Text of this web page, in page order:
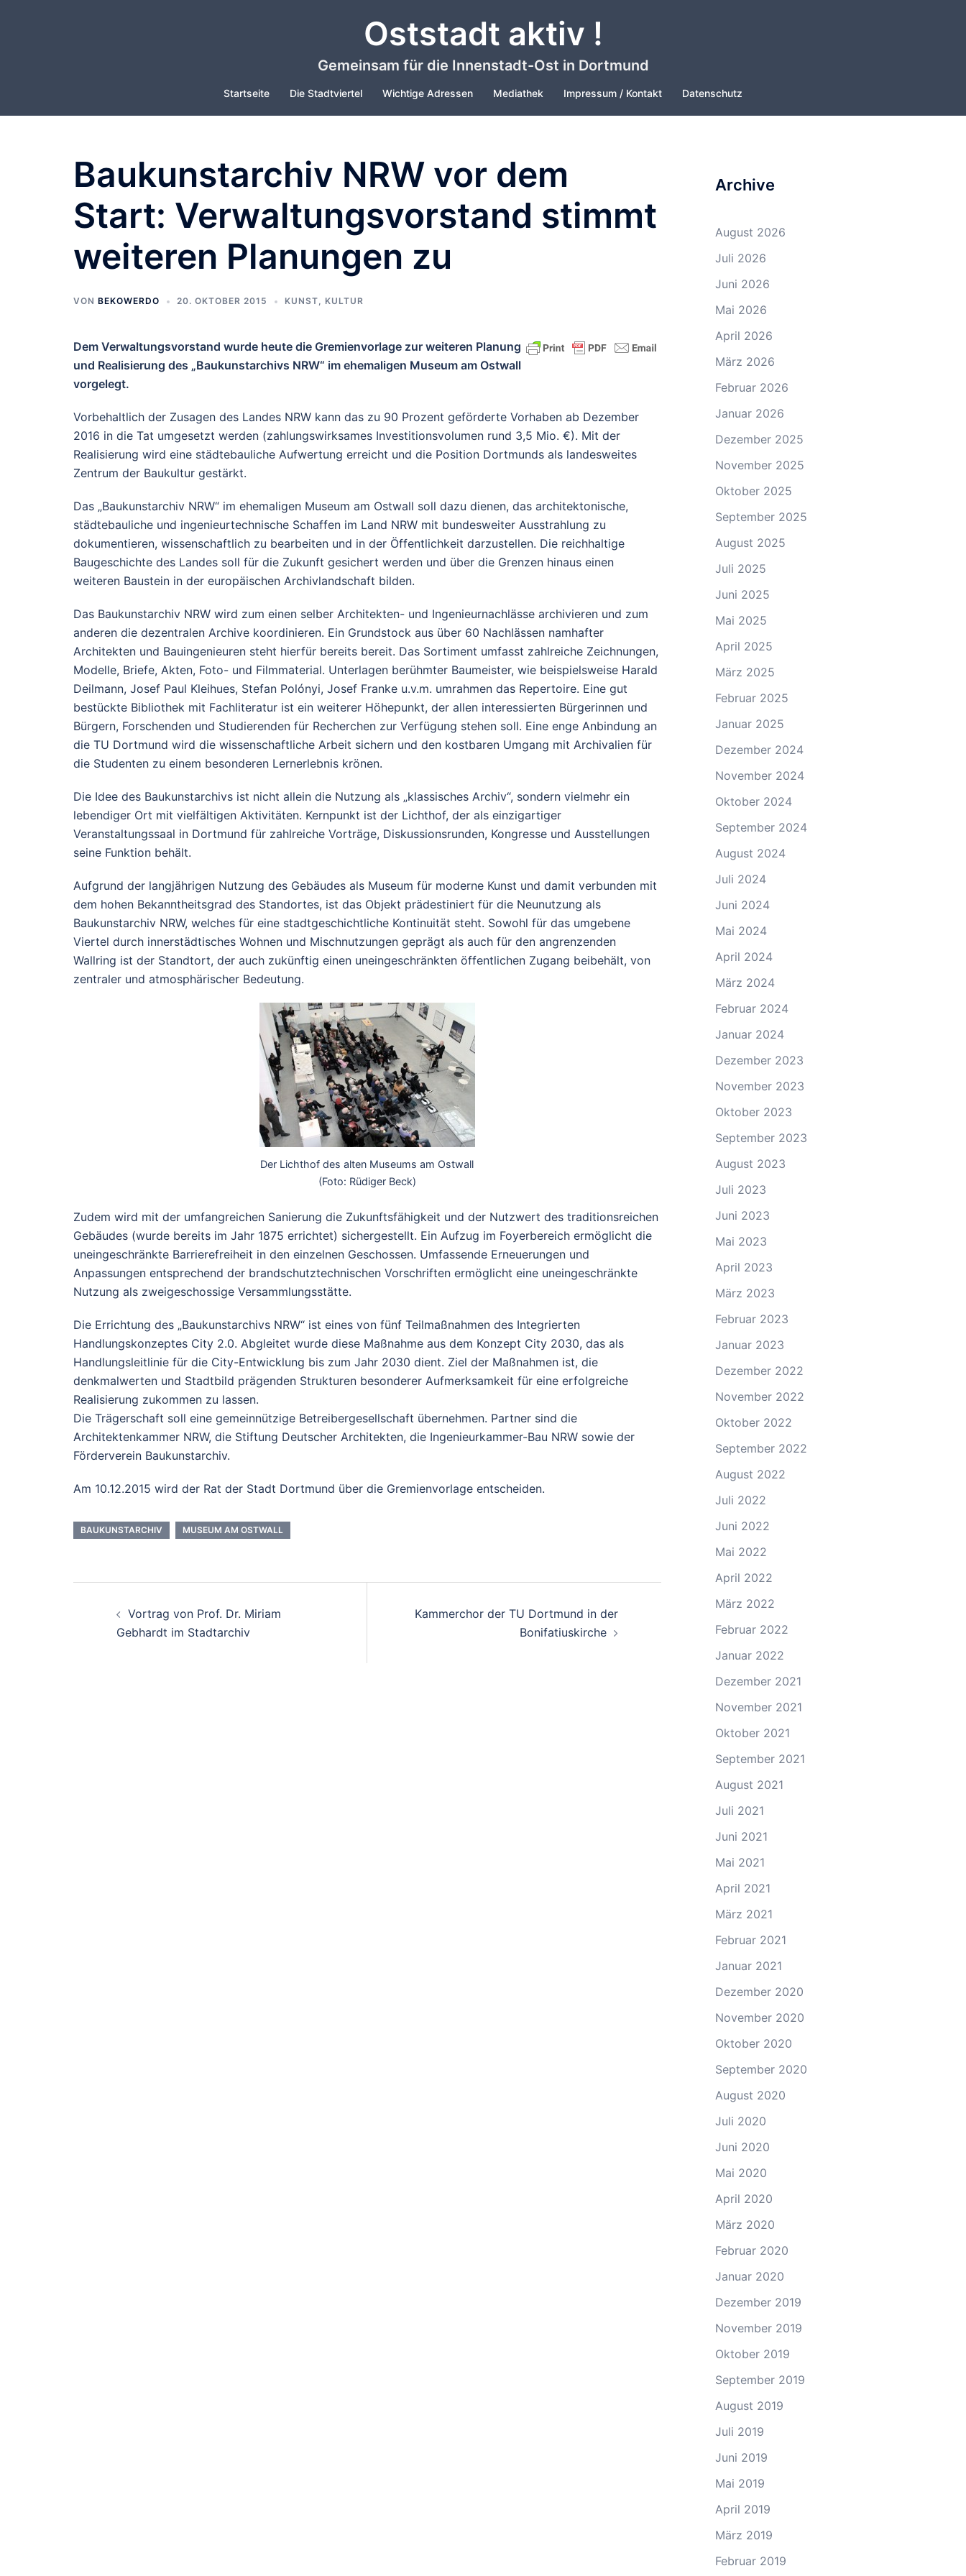
Oststadt aktiv !
Gemeinsam für die Innenstadt-Ost in Dortmund
Startseite Die Stadtviertel Wichtige Adressen Mediathek Impressum / Kontakt Datenschutz
Baukunstarchiv NRW vor dem
Start: Verwaltungsvorstand stimmt
weiteren Planungen zu
VON BEKOWERDO 20. OKTOBER 2015 KUNST, KULTUR
Dem Verwaltungsvorstand wurde heute die Gremienvorlage zur weiteren Planung
und Realisierung des „Baukunstarchivs NRW“ im ehemaligen Museum am Ostwall
vorgelegt.
Vorbehaltlich der Zusagen des Landes NRW kann das zu 90 Prozent geförderte Vorhaben ab Dezember
2016 in die Tat umgesetzt werden (zahlungswirksames Investitionsvolumen rund 3,5 Mio. €). Mit der
Realisierung wird eine städtebauliche Aufwertung erreicht und die Position Dortmunds als landesweites
Zentrum der Baukultur gestärkt.
Das „Baukunstarchiv NRW“ im ehemaligen Museum am Ostwall soll dazu dienen, das architektonische,
städtebauliche und ingenieurtechnische Schaffen im Land NRW mit bundesweiter Ausstrahlung zu
dokumentieren, wissenschaftlich zu bearbeiten und in der Öffentlichkeit darzustellen. Die reichhaltige
Baugeschichte des Landes soll für die Zukunft gesichert werden und über die Grenzen hinaus einen
weiteren Baustein in der europäischen Archivlandschaft bilden.
Das Baukunstarchiv NRW wird zum einen selber Architekten- und Ingenieurnachlässe archivieren und zum
anderen die dezentralen Archive koordinieren. Ein Grundstock aus über 60 Nachlässen namhafter
Architekten und Bauingenieuren steht hierfür bereits bereit. Das Sortiment umfasst zahlreiche Zeichnungen,
Modelle, Briefe, Akten, Foto- und Filmmaterial. Unterlagen berühmter Baumeister, wie beispielsweise Harald
Deilmann, Josef Paul Kleihues, Stefan Polónyi, Josef Franke u.v.m. umrahmen das Repertoire. Eine gut
bestückte Bibliothek mit Fachliteratur ist ein weiterer Höhepunkt, der allen interessierten Bürgerinnen und
Bürgern, Forschenden und Studierenden für Recherchen zur Verfügung stehen soll. Eine enge Anbindung an
die TU Dortmund wird die wissenschaftliche Arbeit sichern und den kostbaren Umgang mit Archivalien für
die Studenten zu einem besonderen Lernerlebnis krönen.
Die Idee des Baukunstarchivs ist nicht allein die Nutzung als „klassisches Archiv“, sondern vielmehr ein
lebendiger Ort mit vielfältigen Aktivitäten. Kernpunkt ist der Lichthof, der als einzigartiger
Veranstaltungssaal in Dortmund für zahlreiche Vorträge, Diskussionsrunden, Kongresse und Ausstellungen
seine Funktion behält.
Aufgrund der langjährigen Nutzung des Gebäudes als Museum für moderne Kunst und damit verbunden mit
dem hohen Bekanntheitsgrad des Standortes, ist das Objekt prädestiniert für die Neunutzung als
Baukunstarchiv NRW, welches für eine stadtgeschichtliche Kontinuität steht. Sowohl für das umgebene
Viertel durch innerstädtisches Wohnen und Mischnutzungen geprägt als auch für den angrenzenden
Wallring ist der Standtort, der auch zukünftig einen uneingeschränkten öffentlichen Zugang beibehält, von
zentraler und atmosphärischer Bedeutung.
Der Lichthof des alten Museums am Ostwall
(Foto: Rüdiger Beck)
Zudem wird mit der umfangreichen Sanierung die Zukunftsfähigkeit und der Nutzwert des traditionsreichen
Gebäudes (wurde bereits im Jahr 1875 errichtet) sichergestellt. Ein Aufzug im Foyerbereich ermöglicht die
uneingeschränkte Barrierefreiheit in den einzelnen Geschossen. Umfassende Erneuerungen und
Anpassungen entsprechend der brandschutztechnischen Vorschriften ermöglicht eine uneingeschränkte
Nutzung als zweigeschossige Versammlungsstätte.
Die Errichtung des „Baukunstarchivs NRW“ ist eines von fünf Teilmaßnahmen des Integrierten
Handlungskonzeptes City 2.0. Abgleitet wurde diese Maßnahme aus dem Konzept City 2030, das als
Handlungsleitlinie für die City-Entwicklung bis zum Jahr 2030 dient. Ziel der Maßnahmen ist, die
denkmalwerten und Stadtbild prägenden Strukturen besonderer Aufmerksamkeit für eine erfolgreiche
Realisierung zukommen zu lassen.
Die Trägerschaft soll eine gemeinnützige Betreibergesellschaft übernehmen. Partner sind die
Architektenkammer NRW, die Stiftung Deutscher Architekten, die Ingenieurkammer-Bau NRW sowie der
Förderverein Baukunstarchiv.
Am 10.12.2015 wird der Rat der Stadt Dortmund über die Gremienvorlage entscheiden.
BAUKUNSTARCHIV MUSEUM AM OSTWALL
Beitrags-
Navigation
Vortrag von Prof. Dr. Miriam
Gebhardt im Stadtarchiv
Kammerchor der TU Dortmund in der
Bonifatiuskirche
Archive
August 2026
Juli 2026
Juni 2026
Mai 2026
April 2026
März 2026
Februar 2026
Januar 2026
Dezember 2025
November 2025
Oktober 2025
September 2025
August 2025
Juli 2025
Juni 2025
Mai 2025
April 2025
März 2025
Februar 2025
Januar 2025
Dezember 2024
November 2024
Oktober 2024
September 2024
August 2024
Juli 2024
Juni 2024
Mai 2024
April 2024
März 2024
Februar 2024
Januar 2024
Dezember 2023
November 2023
Oktober 2023
September 2023
August 2023
Juli 2023
Juni 2023
Mai 2023
April 2023
März 2023
Februar 2023
Januar 2023
Dezember 2022
November 2022
Oktober 2022
September 2022
August 2022
Juli 2022
Juni 2022
Mai 2022
April 2022
März 2022
Februar 2022
Januar 2022
Dezember 2021
November 2021
Oktober 2021
September 2021
August 2021
Juli 2021
Juni 2021
Mai 2021
April 2021
März 2021
Februar 2021
Januar 2021
Dezember 2020
November 2020
Oktober 2020
September 2020
August 2020
Juli 2020
Juni 2020
Mai 2020
April 2020
März 2020
Februar 2020
Januar 2020
Dezember 2019
November 2019
Oktober 2019
September 2019
August 2019
Juli 2019
Juni 2019
Mai 2019
April 2019
März 2019
Februar 2019